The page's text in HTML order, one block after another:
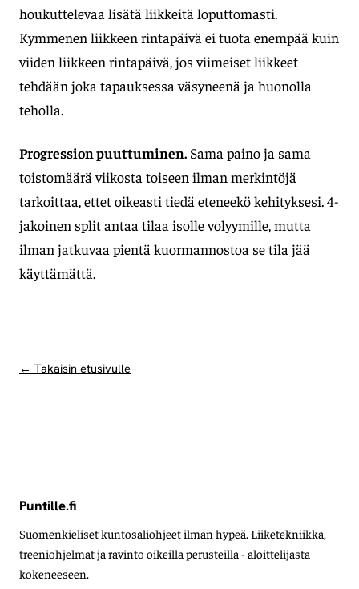
houkuttelevaa lisätä liikkeitä loputtomasti.
Kymmenen liikkeen rintapäivä ei tuota enempää kuin
viiden liikkeen rintapäivä, jos viimeiset liikkeet
tehdään joka tapauksessa väsyneenä ja huonolla
teholla.
Progression puuttuminen. Sama paino ja sama
toistomäärä viikosta toiseen ilman merkintöjä
tarkoittaa, ettet oikeasti tiedä eteneekö kehityksesi. 4-
jakoinen split antaa tilaa isolle volyymille, mutta
ilman jatkuvaa pientä kuormannostoa se tila jää
käyttämättä.
← Takaisin etusivulle
Puntille.fi
Suomenkieliset kuntosaliohjeet ilman hypeä. Liiketekniikka,
treeniohjelmat ja ravinto oikeilla perusteilla - aloittelijasta
kokeneeseen.